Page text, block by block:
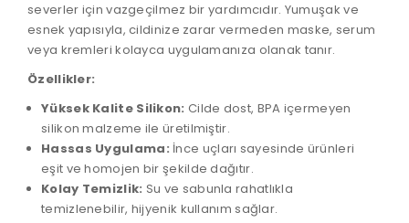
severler için vazgeçilmez bir yardımcıdır. Yumuşak ve
esnek yapısıyla, cildinize zarar vermeden maske, serum
veya kremleri kolayca uygulamanıza olanak tanır.
Özellikler:
Yüksek Kalite Silikon: Cilde dost, BPA içermeyen
silikon malzeme ile üretilmiştir.
Hassas Uygulama: İnce uçları sayesinde ürünleri
eşit ve homojen bir şekilde dağıtır.
Kolay Temizlik: Su ve sabunla rahatlıkla
temizlenebilir, hijyenik kullanım sağlar.